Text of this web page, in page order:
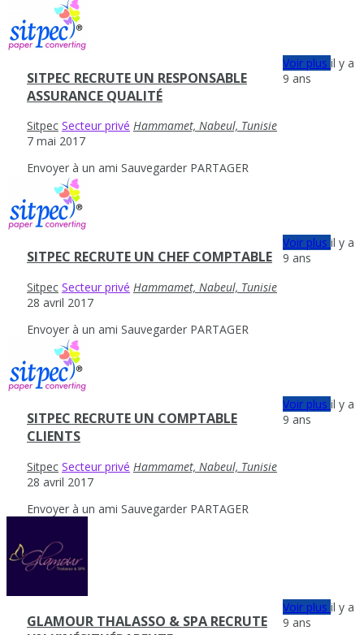
SITPEC RECRUTE UN RESPONSABLE
ASSURANCE QUALITÉ
Sitpec Secteur privé Hammamet, Nabeul, Tunisie
7 mai 2017
Envoyer à un ami Sauvegarder PARTAGER
Voir plusil y a
9 ans
SITPEC RECRUTE UN CHEF COMPTABLE
Sitpec Secteur privé Hammamet, Nabeul, Tunisie
28 avril 2017
Envoyer à un ami Sauvegarder PARTAGER
Voir plusil y a
9 ans
SITPEC RECRUTE UN COMPTABLE
CLIENTS
Sitpec Secteur privé Hammamet, Nabeul, Tunisie
28 avril 2017
Envoyer à un ami Sauvegarder PARTAGER
Voir plusil y a
9 ans
GLAMOUR THALASSO & SPA RECRUTE
Voir plusil y a
9 ans